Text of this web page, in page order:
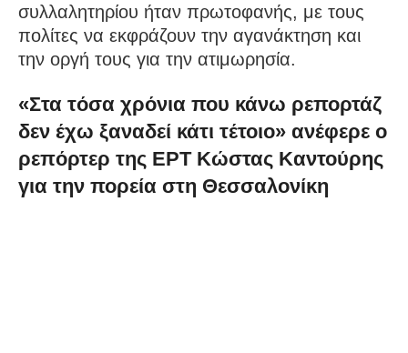
συλλαλητηρίου ήταν πρωτοφανής, με τους
πολίτες να εκφράζουν την αγανάκτηση και
την οργή τους για την ατιμωρησία.
«Στα τόσα χρόνια που κάνω ρεπορτάζ
δεν έχω ξαναδεί κάτι τέτοιο» ανέφερε ο
ρεπόρτερ της ΕΡΤ Κώστας Καντούρης
για την πορεία στη Θεσσαλονίκη